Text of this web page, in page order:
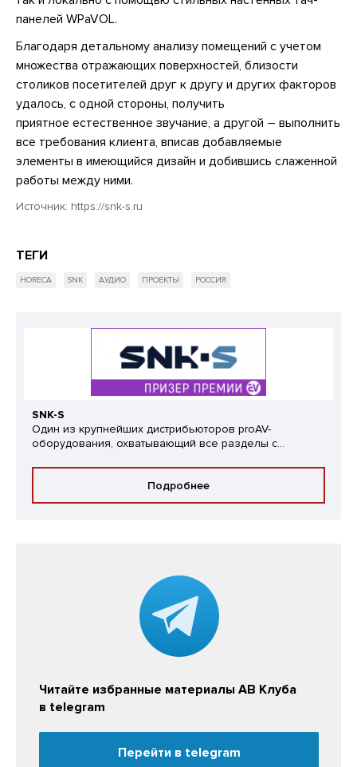
панелей WPaVOL.
Благодаря детальному анализу помещений с учетом
множества отражающих поверхностей, близости
столиков посетителей друг к другу и других факторов
удалось, с одной стороны, получить
приятное естественное звучание, а другой – выполнить
все требования клиента, вписав добавляемые
элементы в имеющийся дизайн и добившись слаженной
работы между ними.
Источник: https://snk-s.ru
ТЕГИ
HORECA SNK АУДИО ПРОЕКТЫ РОССИЯ
SNK-S
Один из крупнейших дистрибьюторов proAV-
оборудования, охватывающий все разделы с...
Подробнее
Читайте избранные материалы АВ Клуба
в telegram
Перейти в telegram